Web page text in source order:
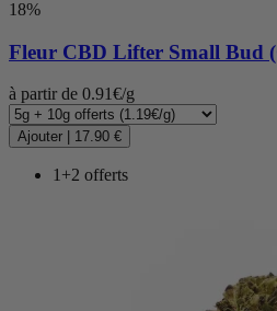
18%
Fleur CBD Lifter Small Bud
à partir de 0.91€/g
Ajouter 17.90 €
1+2 offerts